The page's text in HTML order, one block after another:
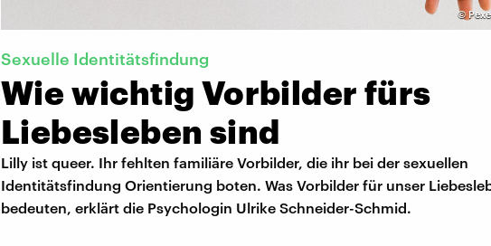
©
Sexuelle Identitätsfindung
Wie wichtig Vorbilder fürs
Liebesleben sind
Lilly ist queer. Ihr fehlten familiäre Vorbilder, die ihr bei der sexuellen
Identitätsfindung Orientierung boten. Was Vorbilder für unser
bedeuten, erklärt die Psychologin Ulrike Schneider-Schmid.